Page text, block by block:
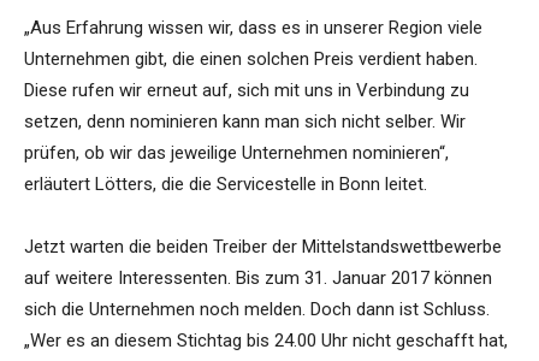
„Aus Erfahrung wissen wir, dass es in unserer Region viele
Unternehmen gibt, die einen solchen Preis verdient haben.
Diese rufen wir erneut auf, sich mit uns in Verbindung zu
setzen, denn nominieren kann man sich nicht selber. Wir
prüfen, ob wir das jeweilige Unternehmen nominieren“,
erläutert Lötters, die die Servicestelle in Bonn leitet.
Jetzt warten die beiden Treiber der Mittelstandswettbewerbe
auf weitere Interessenten. Bis zum 31. Januar 2017 können
sich die Unternehmen noch melden. Doch dann ist Schluss.
„Wer es an diesem Stichtag bis 24.00 Uhr nicht geschafft hat,